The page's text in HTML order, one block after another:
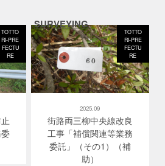
TOTTO
RI-PRE
FECTU
RE
SURVEYING
TOTTO
RI-PRE
FECTU
RE
2025.09
街路両三柳中央線改良
工事「補償関連等業務
委託」（その1）（補
助）